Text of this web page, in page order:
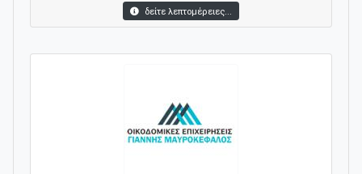
δείτε λεπτομέρειες...